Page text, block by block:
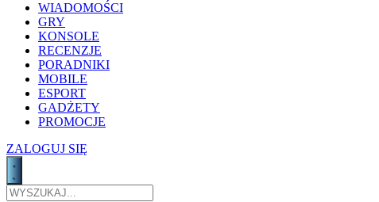
WIADOMOŚCI
GRY
KONSOLE
RECENZJE
PORADNIKI
MOBILE
ESPORT
GADŻETY
PROMOCJE
ZALOGUJ SIĘ